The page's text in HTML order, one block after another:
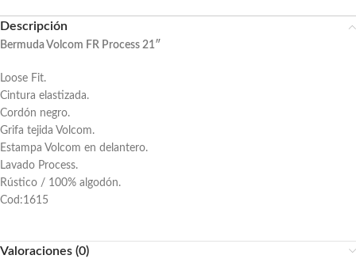
Descripción
Bermuda Volcom FR Process 21″
Loose Fit.
Cintura elastizada.
Cordón negro.
Grifa tejida Volcom.
Estampa Volcom en delantero.
Lavado Process.
Rústico / 100% algodón.
Cod:1615
Valoraciones (0)